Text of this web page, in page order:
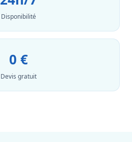
Disponibilité
0 €
Devis gratuit